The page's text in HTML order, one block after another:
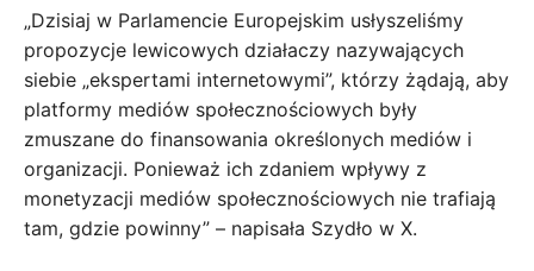
„Dzisiaj w Parlamencie Europejskim usłyszeliśmy
propozycje lewicowych działaczy nazywających
siebie „ekspertami internetowymi”, którzy żądają, aby
platformy mediów społecznościowych były
zmuszane do finansowania określonych mediów i
organizacji. Ponieważ ich zdaniem wpływy z
monetyzacji mediów społecznościowych nie trafiają
tam, gdzie powinny” – napisała Szydło w X.